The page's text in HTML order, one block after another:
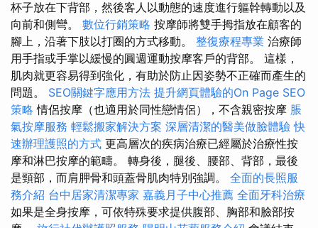
杯子放在下背部，然後客人以動態的速度進行軀幹轉動以及
向前和側彎。 數位行銷策略 按摩師將雙手拇指放在顧客的
腳上，沿著下肢以打圈的方式移動。 整復療程專業 治療師
用手指或手掌以緩慢的圓週運動按摩客戶的背部。 這樣，
肌肉就更容易得到強化，有助於防止因姿勢不正確而產生的
問題。 SEO關鍵字應用方法 提升網頁體驗的On Page SEO
策略 情侶按摩（也適用於同性戀情侶），不含親密按摩 脹
氣按摩服務 輕鬆搬家解決方案 深層清潔的醫美做臉體驗 快
速辦理護照的方式 更高層次的疾病治療已經屬於治療性按
摩和淋巴按摩的範疇。 轉身後，腿後、腰部、背部，最後
是頸部，而肩胛骨和頭蓋骨肌肉特別強調。 全面的長照服
務介紹 台中居家清潔專家 嘉義月子中心推薦 全面牙科治療
如果是全身按摩，可依特殊要求提供腹部、胸部和臉部按